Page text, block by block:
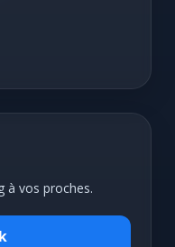
à vos proches.